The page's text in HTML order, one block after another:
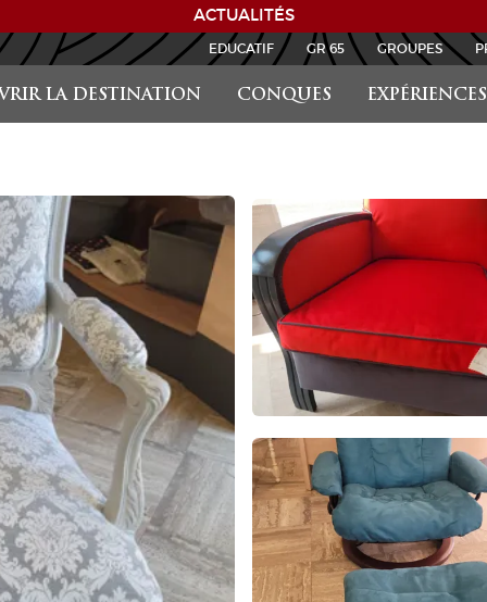
ACTUALITÉS
LA DESTINATION CONQUES EXPÉRIENCES
EDUCATIF GR 65 GROUPES